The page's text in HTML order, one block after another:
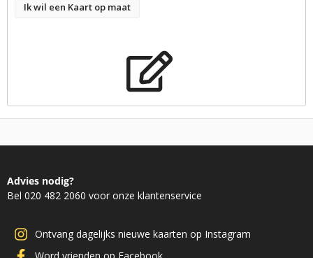
Ik wil een Kaart op maat
Advies nodig?
Bel 020 482 2060 voor onze klantenservice
Ontvang dagelijks nieuwe kaarten op Instagram